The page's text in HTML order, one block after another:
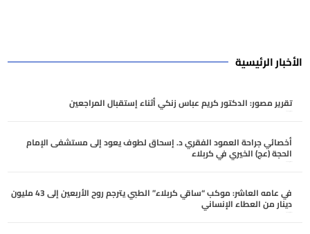
الأخبار الرئيسية
تقرير مصور: الدكتور كريم عباس زنكي أثناء إستقبال المراجعين
أخصائي جراحة العمود الفقري د. إسحاق لطوف يعود إلى مستشفى الإمام
الحجة (عج) الخيري في كربلاء
في عامه العاشر: موكب “ساقي كربلاء” الطبي يترجم روح الأربعين إلى 43 مليون
دينار من العطاء الإنساني